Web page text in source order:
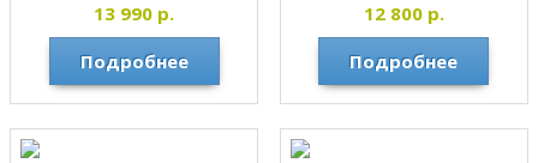
110мм, подшипники
Abec-9 Chrome, тормоз
зад.колесом, дека
алюминий, вес до 100кг
TECH TEAM
13 990 р.
Подробнее
110мм, подшипники
Abec-9 Chrome, тормоз
зад.колесом, дека
алюминий, вес до 100кг
TECH TEAM
12 800р.
Подробнее